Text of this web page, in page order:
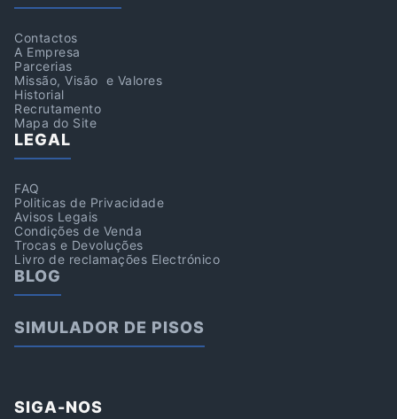
Contactos
A Empresa
Parcerias
Missão, Visão e Valores
Historial
Recrutamento
Mapa do Site
LEGAL
FAQ
Politicas de Privacidade
Avisos Legais
Condições de Venda
Trocas e Devoluções
Livro de reclamações Electrónico
BLOG
SIMULADOR DE PISOS
SIGA-NOS